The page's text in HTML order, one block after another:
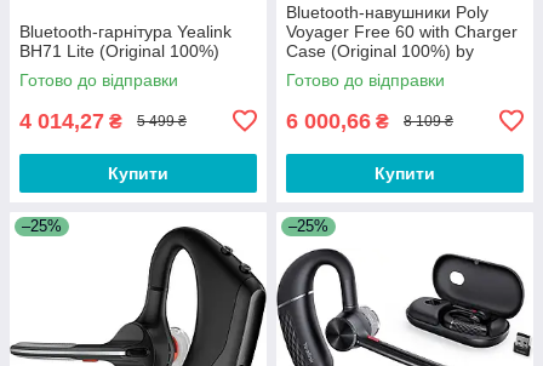
Bluetooth-гарнітура Yealink
BH71 Lite (Original 100%)
Готово до відправки
4 014,27 ₴ 5 499 ₴
Купити
Bluetooth-навушники Poly
Voyager Free 60 with Charger
Case (Original 100%) by
Plantronics
Готово до відправки
6 000,66 ₴ 8 109 ₴
Купити
–25% –25%